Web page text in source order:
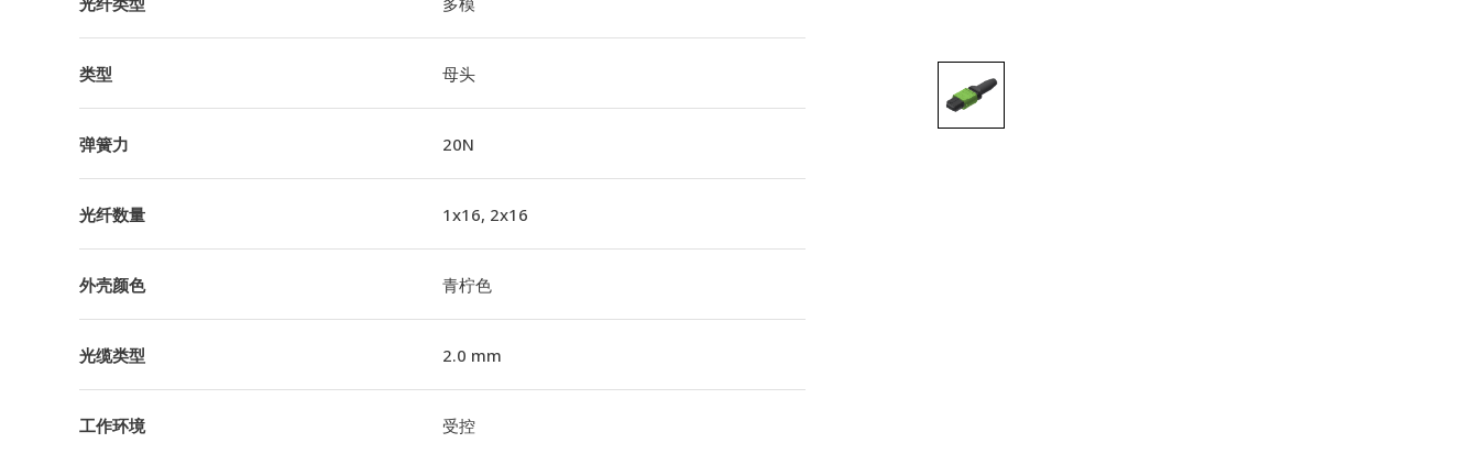
类型 母头
弹簧力 20N
光纤数量 1x16, 2x16
外壳颜色 青柠色
光缆类型 2.0 mm
工作环境 受控